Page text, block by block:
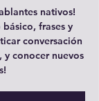
nativos!
frases y
conversación
conocer nuevos